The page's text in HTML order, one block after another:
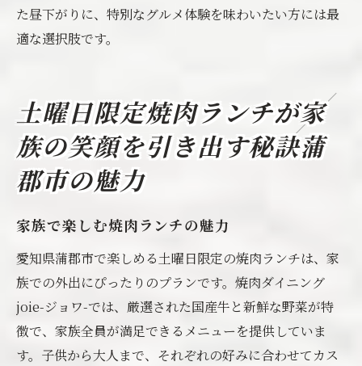
た昼下がりに、特別なグルメ体験を味わいたい方には最
適な選択肢です。
土曜日限定焼肉ランチが家
族の笑顔を引き出す秘訣蒲
郡市の魅力
家族で楽しむ焼肉ランチの魅力
愛知県蒲郡市で楽しめる土曜日限定の焼肉ランチは、家
族での外出にぴったりのプランです。焼肉ダイニング
joie-ジョワ-では、厳選された国産牛と新鮮な野菜が特
徴で、家族全員が満足できるメニューを提供していま
す。子供から大人まで、それぞれの好みに合わせてカス